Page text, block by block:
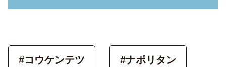
#コウケンテツ #ナポリタン